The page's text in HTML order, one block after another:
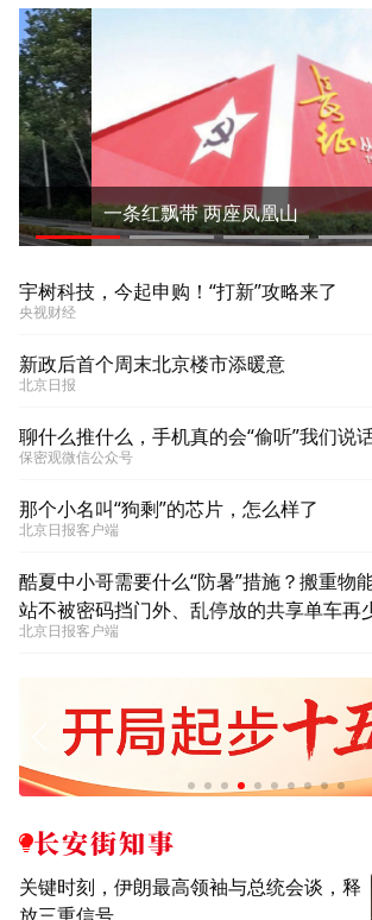
一条红飘带 两座凤凰山
宇树科技，今起申购！“打新”攻略来了
央视财经
新政后首个周末北京楼市添暖意
北京日报
聊什么推什么，手机真的会“偷听”我们说
保密观微信公众号
那个小名叫“狗剩”的芯片，怎么样了
北京日报客户端
酷夏中小哥需要什么“防暑”措施？搬重物
站不被密码挡门外、乱停放的共享单车
北京日报客户端
长安街知事
关键时刻，伊朗最高领袖与总统会谈，释